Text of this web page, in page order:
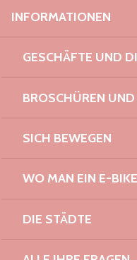
INFORMATIONEN
GESCHÄFTE UND
BROSCHÜREN
SICH BEWEGEN
WO MAN EIN E-
DIE STÄDTE
2026